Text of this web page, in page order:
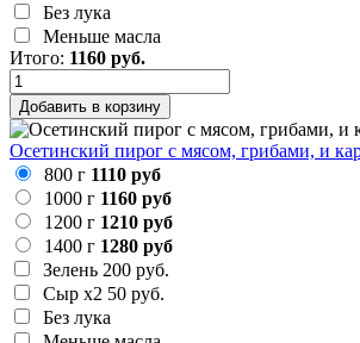
Без лука
Меньше масла
Итого: 1160 руб.
Добавить в корзину
Осетинский пирог с мясом, грибами, и
800 г 1110 руб
1000 г 1160 руб
1200 г 1210 руб
1400 г 1280 руб
Зелень 200 руб.
Сыр х2 50 руб.
Без лука